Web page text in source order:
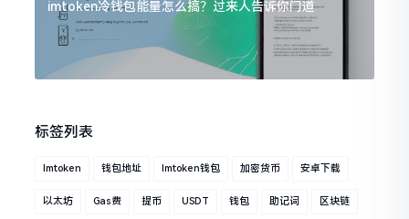
imtoken冷钱包能量怎么搞？过来人告诉你门道
标签列表
Imtoken 钱包地址 Imtoken钱包 加密货币 安卓下载
以太坊 Gas费 提币 USDT 钱包 助记词 区块链